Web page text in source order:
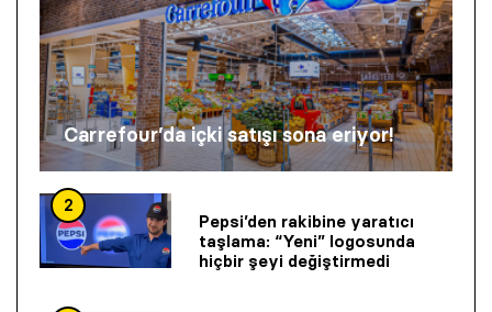
Carrefour’da içki satışı sona eriyor!
2
Pepsi’den rakibine yaratıcı
taşlama: “Yeni” logosunda
hiçbir şeyi değiştirmedi